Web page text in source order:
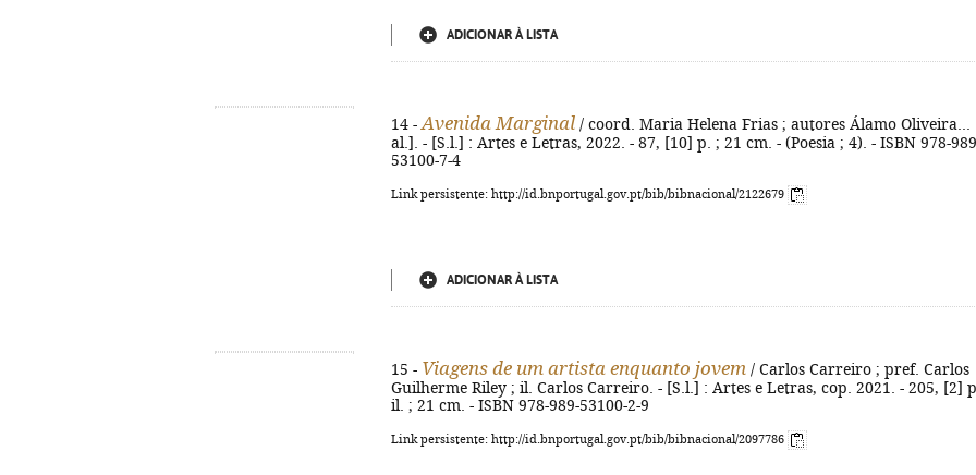
ADICIONAR À LISTA
14 - Avenida Marginal / coord. Maria Helena Frias ; autores Álamo Oliveira...
al.]. - [S.l.] : Artes e Letras, 2022. - 87, [10] p. ; 21 cm. - (Poesia ; 4). - ISBN 978-
53100-7-4
Link persistente: http://id.bnportugal.gov.pt/bib/bibnacional/2122679
ADICIONAR À LISTA
15 - Viagens de um artista enquanto jovem / Carlos Carreiro ; pref. Carlos
Guilherme Riley ; il. Carlos Carreiro. - [S.l.] : Artes e Letras, cop. 2021. - 205, [2]
il. ; 21 cm. - ISBN 978-989-53100-2-9
Link persistente: http://id.bnportugal.gov.pt/bib/bibnacional/2097786